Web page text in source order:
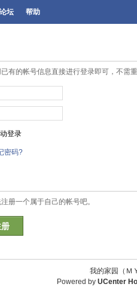
坛 帮助
有的帐号信息直接进行登录即可，不需
登录
密码?
册一个属于自己的帐号吧。
我的家园（
Powered by UCenter